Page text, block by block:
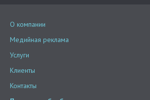
О компании
Медийная реклама
Услуги
Клиенты
Контакты